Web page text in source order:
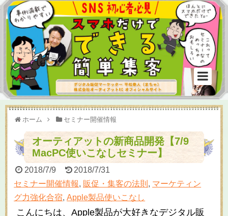
ホーム セミナー開催情報
オーティアットの新商品開発【7/9
MacPC使いこなしセミナー】
2018/7/9
2018/7/31
セミナー開催情報, 販促・集客の法則 , マーケティン
グ力強化合宿,Apple製品使いこなし
こんにちは、Apple製品が大好きなデジタル販